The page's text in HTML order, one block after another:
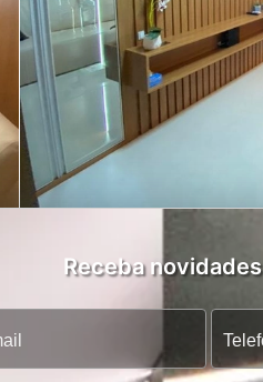
Receba novidades